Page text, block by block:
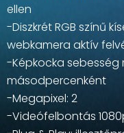
ellen
-Diszkrét RGB színű
webkamera aktív
-Képkocka sebesség
másodpercenként
-Megapixel: 2
-Videófelbontás